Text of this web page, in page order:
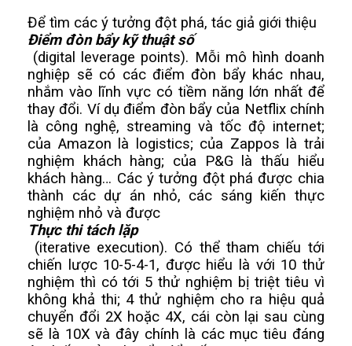
Để tìm các ý tưởng đột phá, tác giả giới thiệu
Điểm đòn bẩy kỹ thuật số
nghiệp sẽ có các điểm đòn bẩy khác nhau,
nhắm vào lĩnh vực có tiềm năng lớn nhất để
thay đổi. Ví dụ điểm đòn bẩy của Netflix chính
là công nghệ, streaming và tốc độ internet;
của Amazon là logistics; của Zappos là trải
nghiệm khách hàng; của P&G là thấu hiểu
khách hàng… Các ý tưởng đột phá được chia
thành các dự án nhỏ, các sáng kiến thực
nghiệm nhỏ và được
Thực thi tách lặp
chiến lược 10-5-4-1, được hiểu là với 10 thử
nghiệm thì có tới 5 thử nghiệm bị triệt tiêu vì
không khả thi; 4 thử nghiệm cho ra hiệu quả
chuyển đổi 2X hoặc 4X, cái còn lại sau cùng
sẽ là 10X và đây chính là các mục tiêu đáng